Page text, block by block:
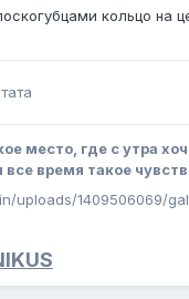
кольцо на
место, где с утра
все время такое
uploads/1409506069/